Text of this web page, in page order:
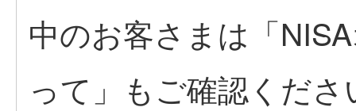
中のお客さまは「
って」もご確認くだ